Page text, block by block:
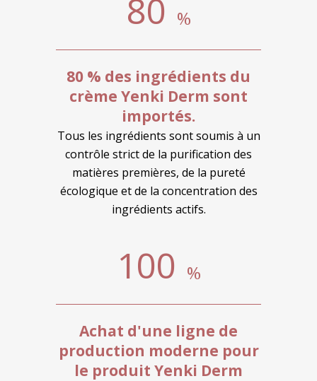
80 %
80 % des ingrédients du
crème Yenki Derm sont
importés.
Tous les ingrédients sont soumis à un
contrôle strict de la purification des
matières premières, de la pureté
écologique et de la concentration des
ingrédients actifs.
100 %
Achat d'une ligne de
production moderne pour
le produit Yenki Derm